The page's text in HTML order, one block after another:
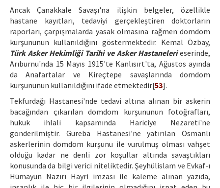
Ancak Çanakkale Savaşı'na ilişkin belgeler, özellikle
hastane kayıtları, tedaviyi gerçekleştiren doktorların
raporları, çarpışmalarda yasak olmasına rağmen domdom
kurşununun kullanıldığını göstermektedir. Kemal Özbay,
Türk Asker Hekimliği Tarihi ve Asker Hastanelerieserinde,
Arıburnu'nda 15 Mayıs 1915'te Kanlısırt'ta, Ağustos ayında
da Anafartalar ve Kireçtepe savaşlarında domdom
kurşununun kullanıldığını ifade etmektedir[53].
Tekfurdağı Hastanesi'nde tedavi altına alınan bir askerin
bacağından çıkarılan domdom kurşununun fotoğrafları,
hukuk ihlali kapsamında Hariciye Nezareti'ne
gönderilmiştir. Gureba Hastanesi'ne yatırılan Osmanlı
askerlerinin domdom kurşunu ile vurulmuş olması vahşet
olduğu kadar ne denli zor koşullar altında savaştıkları
konusunda da bilgi verici niteliktedir. Şeyhülislam ve Evkaf-ı
Hümayun Nazırı Hayri imzası ile kaleme alınan yazıda,